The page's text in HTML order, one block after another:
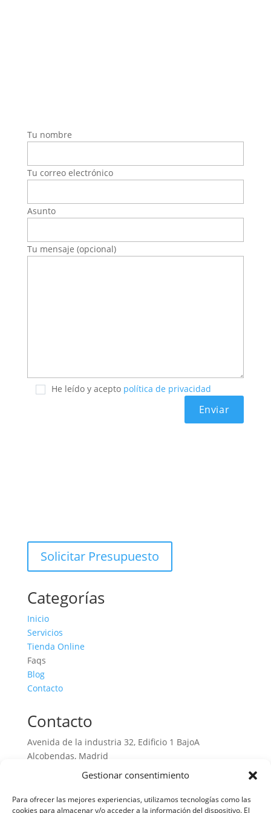
Gestionar consentimiento
Para ofrecer las mejores experiencias, utilizamos tecnologías como las
cookies para almacenar y/o acceder a la información del dispositivo. El
Tu nombre
Tu correo electrónico
Asunto
Tu mensaje (opcional)
He leído y acepto política de privacidad
Solicitar Presupuesto
Categorías
Inicio
Servicios
Tienda Online
Faqs
Blog
Contacto
Contacto
Avenida de la industria 32, Edificio 1 BajoA
Alcobendas, Madrid
91 199 51 15 – 662 159 347